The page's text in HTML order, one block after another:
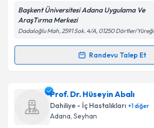
E-posta Adresiniz
Kişisel verilerimin işlenmesine
Metni'ni okudum ve kişisel
Takvim Talebini
Başkent Üniversitesi Adana Uygulama Ve
AraşTırma Merkezi
Dadaloğlu Mah, 2591 Sok. 4/A, 01250 Dörtler/
Randevu Talep Et
Randevu Takvimi Talebi
Uzm. Dr. Yurday Özdemiriçin
talebi oluşturun. Size bu uzmandan
için bir takvim hazırlandığında e-posta
bilgilendireceğiz.
Prof. Dr. Hüseyin Abalı
Dahiliye - İç Hastalıkları +1diğer
Adana, Seyhan